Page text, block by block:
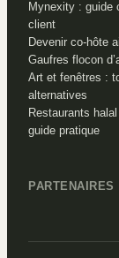
Mynexity : guide
client
Devenir co-hôte
Gaufres flocon
Art et fenêtres :
alternatives
Restaurants
guide pratique
PARTENAIRES